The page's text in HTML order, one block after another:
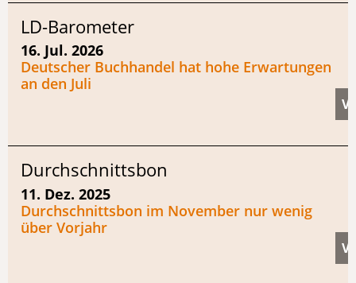
LD-Barometer
16. Jul. 2026
Deutscher Buchhandel hat hohe Erwartungen
an den Juli
Durchschnittsbon
11. Dez. 2025
Durchschnittsbon im November nur wenig
über Vorjahr